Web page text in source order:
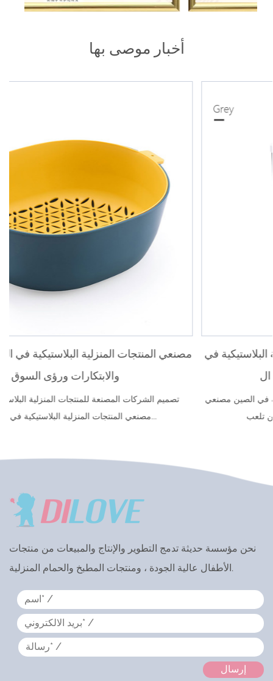
أخبار موصى بها
نظرة عامة على مصنعي المنتجات المنزلية البلاستيكية في
شركة تصنيع المنتجات المنزلية البلاستيكية المخصصة في الصين مصنعي
نحن مؤسسة حديثة تدمج التطوير والإنتاج والمبيعات من منتجات
الأطفال عالية الجودة ، ومنتجات المطبخ والحمام المنزلية.